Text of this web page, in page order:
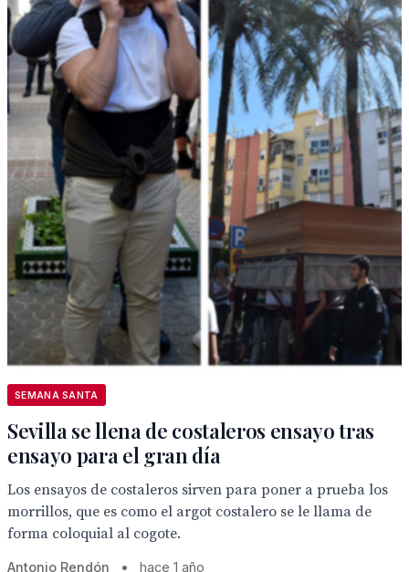
SEMANA SANTA
Sevilla se llena de costaleros ensayo tras
ensayo para el gran día
Los ensayos de costaleros sirven para poner a prueba los
morrillos, que es como el argot costalero se le llama de
forma coloquial al cogote.
Antonio Rendón • hace 1 año